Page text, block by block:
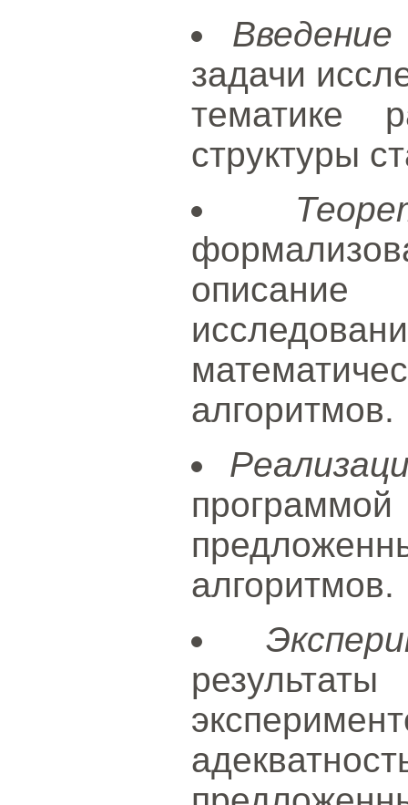
Введение
задачи
тематике
структуры
алгоритмов.
алгоритмов.